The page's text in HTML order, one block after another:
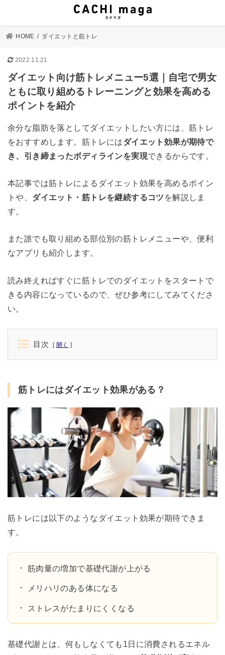
HOME ダイエットと筋トレ
2022.11.21
ダイエット向け筋トレメニュー5選｜自宅で男女
ともに取り組めるトレーニングと効果を高める
ポイントを紹介
余分な脂肪を落としてダイエットしたい方には、筋トレ
をおすすめします。筋トレにはダイエット効果が期待で
き、引き締まったボディラインを実現できるからです。
本記事では筋トレによるダイエット効果を高めるポイン
トや、 ダイエット・筋トレを継続するコツ を解説しま
す。
また誰でも取り組める部位別の筋トレメニューや、便利
なアプリも紹介します。
読み終えればすぐに筋トレでのダイエットをスタートで
きる内容になっているので、ぜひ参考にしてみてくださ
い。
目次 開く
筋トレにはダイエット効果がある？
筋トレには以下のようなダイエット効果が期待できま
す。
筋肉量の増加で基礎代謝が上がる
メリハリのある体になる
ストレスがたまりにくくなる
基礎代謝とは、何もしなくても1日に消費されるエネル